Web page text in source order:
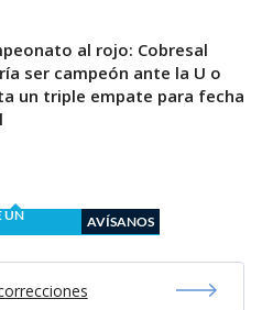
al rojo: Cobresal
ser campeón ante la U o
un triple empate para fecha
UN
AVÍSANOS